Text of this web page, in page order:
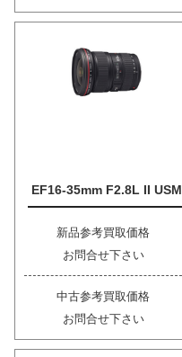
EF16-35mm F2.8L II USM
新品参考買取価格
お問合せ下さい
中古参考買取価格
お問合せ下さい